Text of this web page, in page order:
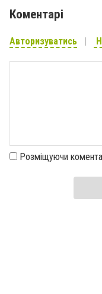
Коментарі
Авторизуватись
Розміщуючи